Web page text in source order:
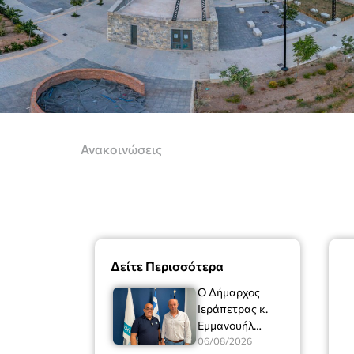
Ανακοινώσεις
Δείτε Περισσότερα
Ο Δήμαρχος
Ιεράπετρας κ.
Εμμανουήλ
Φραγκούλης είχε
06/08/2026